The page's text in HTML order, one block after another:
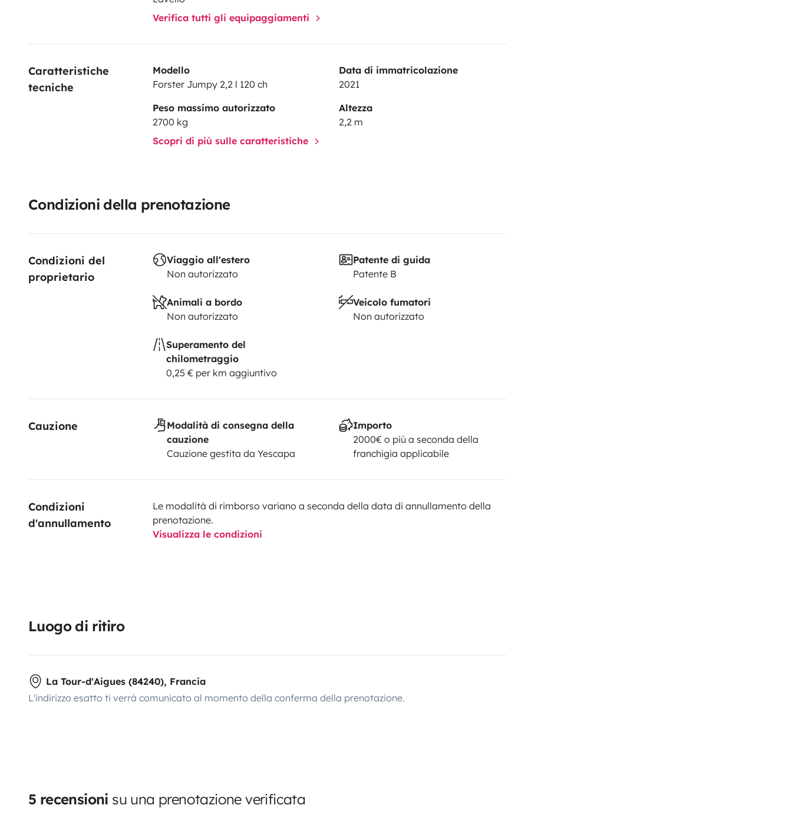
Verifica tutti gli equipaggiamenti
Caratteristiche
tecniche
Modello
Forster Jumpy 2,2 l 120 ch
Data di immatricolazione
2021
Peso massimo autorizzato
2700 kg
Altezza
2,2 m
Scopri di più sulle caratteristiche
Condizioni della prenotazione
Condizioni del
proprietario
Viaggio all'estero
Non autorizzato
Patente di guida
Patente B
Animali a bordo
Non autorizzato
Veicolo fumatori
Non autorizzato
Superamento del
chilometraggio
0,25 € per km aggiuntivo
Cauzione
Modalità di consegna della
cauzione
Cauzione gestita da Yescapa
Importo
2000€ o più a seconda della
franchigia applicabile
Condizioni
d'annullamento
Le modalità di rimborso variano a seconda della data di annullamento della
prenotazione.
Visualizza le condizioni
Luogo di ritiro
La Tour-d'Aigues (84240), Francia
L'indirizzo esatto ti verrà comunicato al momento della conferma della prenotazione.
5 recensioni su una prenotazione verificata